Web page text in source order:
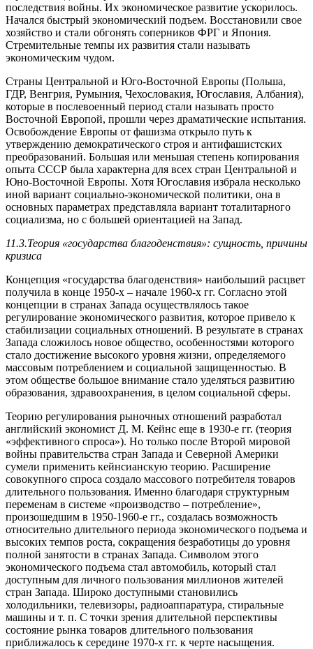
последствия войны. Их экономическое развитие ускорилось.
Начался быстрый экономический подъем. Восстановили свое
хозяйство и стали обгонять соперников ФРГ и Япония.
Стремительные темпы их развития стали называть
экономическим чудом.
Страны Центральной и Юго-Восточной Европы (Польша,
ГДР, Венгрия, Румыния, Чехословакия, Югославия, Албания),
которые в послевоенный период стали называть просто
Восточной Европой, прошли через драматические испытания.
Освобождение Европы от фашизма открыло путь к
утверждению демократического строя и антифашистских
преобразований. Большая или меньшая степень копирования
опыта СССР была характерна для всех стран Центральной и
Юно-Восточной Европы. Хотя Югославия избрала несколько
иной вариант социально-экономической политики, она в
основных параметрах представляла вариант тоталитарного
социализма, но с большей ориентацией на Запад.
11.3.Теория «государства благоденствия»: сущность, причины
кризиса
Концепция «государства благоденствия» наибольший расцвет
получила в конце 1950-х – начале 1960-х гг. Согласно этой
концепции в странах Запада осуществлялось такое
регулирование экономического развития, которое привело к
стабилизации социальных отношений. В результате в странах
Запада сложилось новое общество, особенностями которого
стало достижение высокого уровня жизни, определяемого
массовым потреблением и социальной защищенностью. В
этом обществе большое внимание стало уделяться развитию
образования, здравоохранения, в целом социальной сферы.
Теорию регулирования рыночных отношений разработал
английский экономист Д. М. Кейнс еще в 1930-е гг. (теория
«эффективного спроса»). Но только после Второй мировой
войны правительства стран Запада и Северной Америки
сумели применить кейнсианскую теорию. Расширение
совокупного спроса создало массового потребителя товаров
длительного пользования. Именно благодаря структурным
переменам в системе «производство – потребление»,
произошедшим в 1950-1960-е гг., создалась возможность
относительно длительного периода экономического подъема и
высоких темпов роста, сокращения безработицы до уровня
полной занятости в странах Запада. Символом этого
экономического подъема стал автомобиль, который стал
доступным для личного пользования миллионов жителей
стран Запада. Широко доступными становились
холодильники, телевизоры, радиоаппаратура, стиральные
машины и т. п. С точки зрения длительной перспективы
состояние рынка товаров длительного пользования
приближалось к середине 1970-х гг. к черте насыщения.